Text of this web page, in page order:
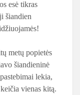
esė tikras
šiandien
metų popietės
šiandieninė
lekia,
vienas kitą.